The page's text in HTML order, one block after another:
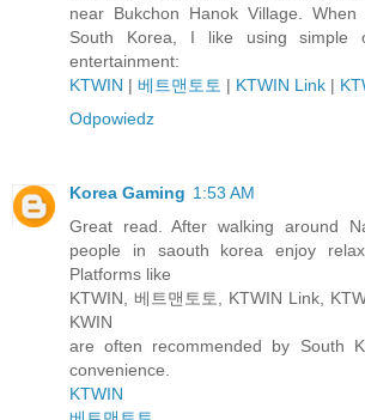
near Bukchon Hanok Village.
South Korea, I like using simple
entertainment:
KTWIN | 베트맨토토 | KTWIN Link |
Odpowiedz
Korea Gaming 1:53 AM
Great read. After walking around
people in saouth korea enjoy
Platforms like
KTWIN, 베트맨토토, KTWIN Link,
KWIN
are often recommended by South
convenience.
KTWIN